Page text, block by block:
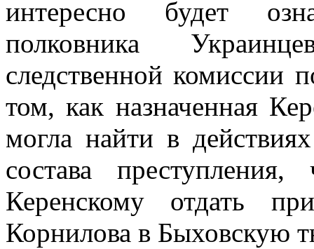
интересно будет
полковника
следственной комиссии
том, как назначенная
могла найти в
состава
Керенскому отдать
Корнилова в Быховскую